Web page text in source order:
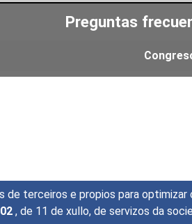
de terceiros e propios para
, de 11 de xullo, de servizos da
Preguntas